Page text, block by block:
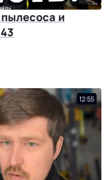
и
12:55